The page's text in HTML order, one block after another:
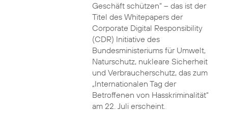
Geschäft schützen“ – das ist der
Titel des Whitepapers der
Corporate Digital Responsibility
(CDR) Initiative des
Bundesministeriums für Umwelt,
Naturschutz, nukleare Sicherheit
und Verbraucherschutz, das zum
„Internationalen Tag der
Betroffenen von Hasskriminalität“
am 22. Juli erscheint.